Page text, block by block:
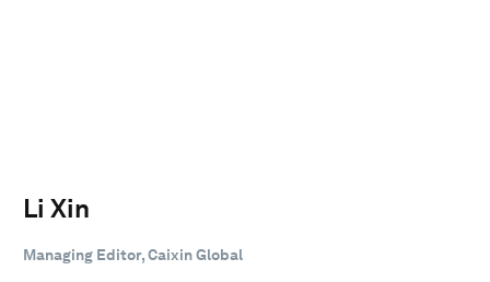
Li Xin
Managing Editor, Caixin Global